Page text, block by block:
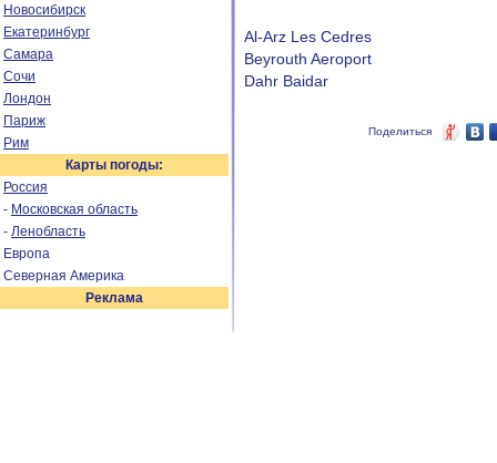
Новосибирск
Екатеринбург
Самара
Сочи
Лондон
Париж
Рим
Карты погоды:
Россия
- Московская область
- Ленобласть
Европа
Северная Америка
Реклама
Al-Arz Les Cedres
Beyrouth Aeroport
Dahr Baidar
Поделиться